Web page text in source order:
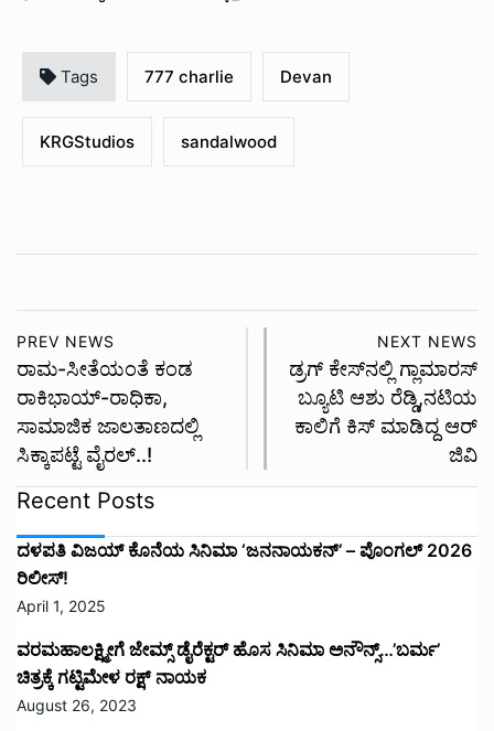
Tags 777 charlie Devan
KRGStudios sandalwood
PREV NEWS
ರಾಮ-ಸೀತೆಯಂತೆ ಕಂಡ
ರಾಕಿಭಾಯ್-ರಾಧಿಕಾ‌,
ಸಾಮಾಜಿಕ ಜಾಲತಾಣದಲ್ಲಿ
ಸಿಕ್ಕಾಪಟ್ಟೆ ವೈರಲ್..!
NEXT NEWS
ಡ್ರಗ್ ಕೇಸ್​ನಲ್ಲಿ ಗ್ಲಾಮಾರಸ್
ಬ್ಯೂಟಿ ಆಶು ರೆಡ್ಡಿ,ನಟಿಯ
ಕಾಲಿಗೆ ಕಿಸ್ ಮಾಡಿದ್ದ ಆರ್​
ಜಿವಿ
Recent Posts
ದಳಪತಿ ವಿಜಯ್‌ ಕೊನೆಯ ಸಿನಿಮಾ ‘ಜನನಾಯಕನ್’ – ಪೊಂಗಲ್ 2026
ರಿಲೀಸ್!
April 1, 2025
ವರಮಹಾಲಕ್ಷ್ಮೀಗೆ ಜೇಮ್ಸ್ ಡೈರೆಕ್ಟರ್ ಹೊಸ ಸಿನಿಮಾ ಅನೌನ್ಸ್…’ಬರ್ಮ’
ಚಿತ್ರಕ್ಕೆ ಗಟ್ಟಿಮೇಳ ರಕ್ಷ್ ನಾಯಕ
August 26, 2023